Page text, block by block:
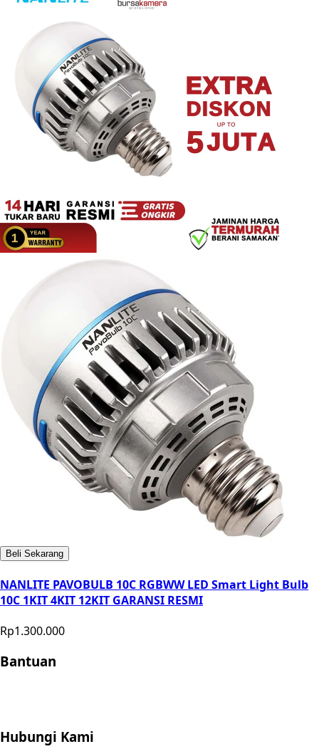
Beli Sekarang
NANLITE PAVOBULB 10C RGBWW LED Smart Light Bulb
10C 1KIT 4KIT 12KIT GARANSI RESMI
Rp1.300.000
Bantuan
Hubungi Kami